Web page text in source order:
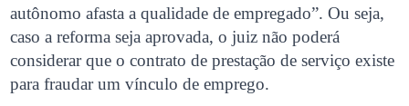
autônomo afasta a qualidade de empregado”. Ou seja,
caso a reforma seja aprovada, o juiz não poderá
considerar que o contrato de prestação de serviço existe
para fraudar um vínculo de emprego.